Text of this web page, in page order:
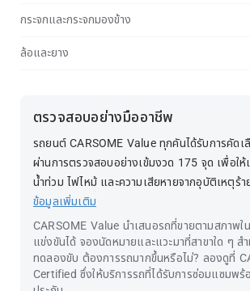
กระจกและกระจกมองข้าง
ล้อและยาง
ตรวจสอบอย่างมืออาชีพ
รถยนต์ CARSOME Value ทุกคันได้รับการคัด
ผ่านการตรวจสอบอย่างเข้มงวด 175 จุด เพื่อให้
น้ำท่วม ไฟไหม้ และความเสียหายจากอุบัติเหตุร้
ข้อมูลเพิ่มเติม
CARSOME Value นำเสนอรถที่ขายตามสภาพใ
แข่งขันได้ จองนัดหมายและแวะมาที่สาขาใด ๆ ส
ทดลองขับ ต้องการรถมากขึ้นหรือไม่? ลองดูที่
Certified ซึ่งให้บริการรถที่ได้รับการซ่อมแซมพร้